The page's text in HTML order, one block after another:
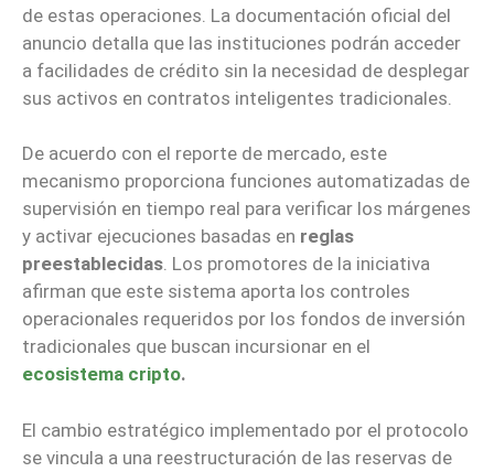
de estas operaciones. La documentación oficial del
anuncio detalla que las instituciones podrán acceder
a facilidades de crédito sin la necesidad de desplegar
sus activos en contratos inteligentes tradicionales.
De acuerdo con el reporte de mercado, este
mecanismo proporciona funciones automatizadas de
supervisión en tiempo real para verificar los márgenes
y activar ejecuciones basadas en reglas
preestablecidas. Los promotores de la iniciativa
afirman que este sistema aporta los controles
operacionales requeridos por los fondos de inversión
tradicionales que buscan incursionar en el
ecosistema cripto.
El cambio estratégico implementado por el protocolo
se vincula a una reestructuración de las reservas de